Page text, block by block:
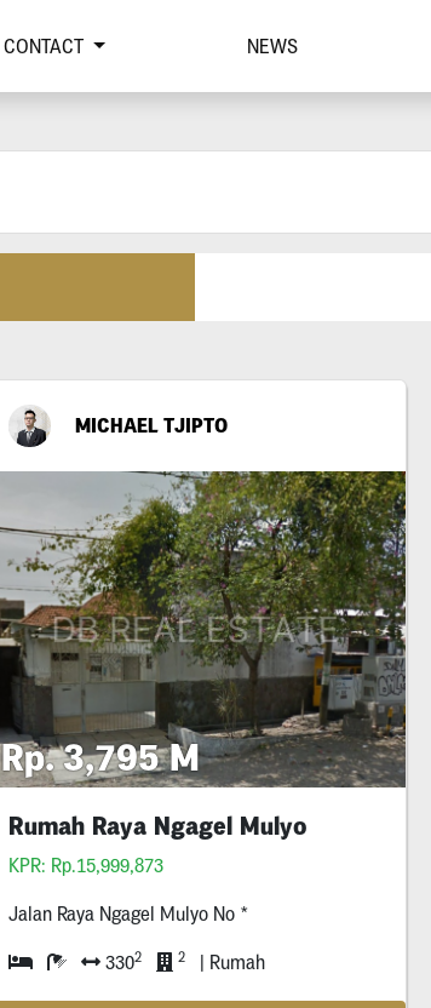
CONTACT NEWS
MICHAEL TJIPTO
Rp. 3,795 M
Rumah Raya Ngagel Mulyo
KPR: Rp.15,999,873
Jalan Raya Ngagel Mulyo No *
3302 2 | Rumah